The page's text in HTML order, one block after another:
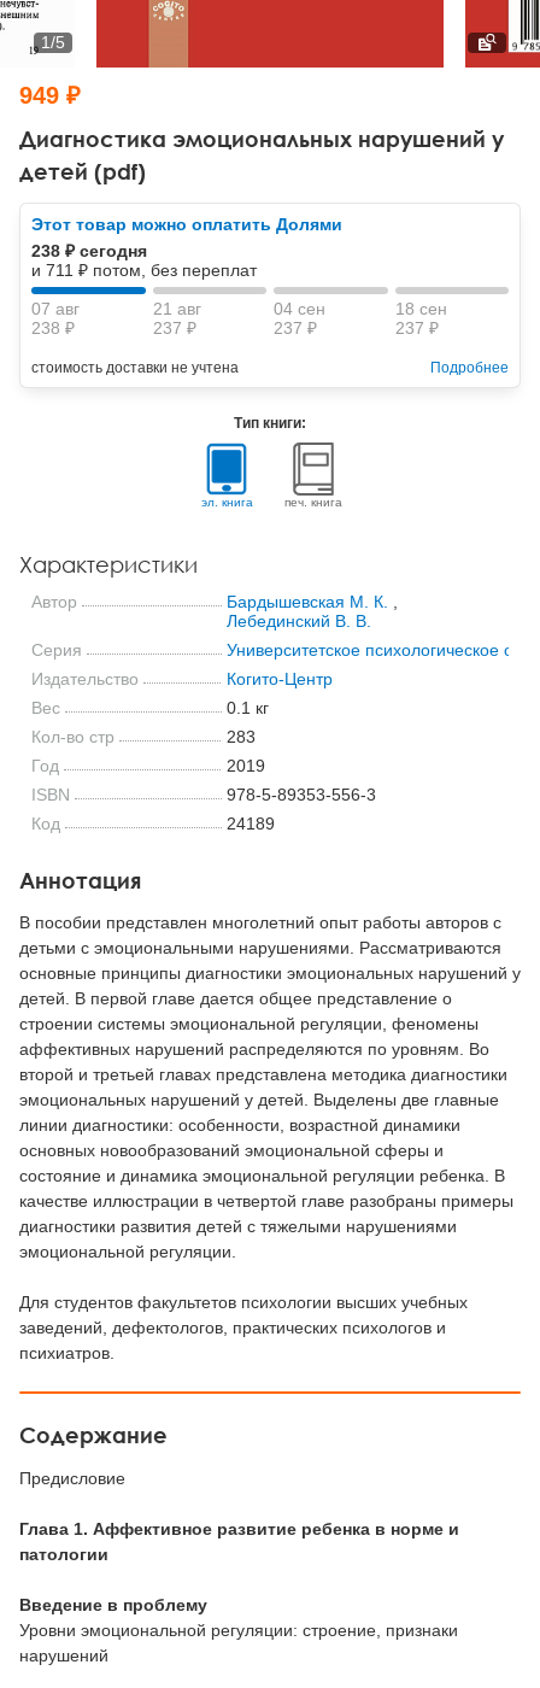
Тревожные расстройства, панические атаки
Психодрама
Другие направления психотерапии
Классический, эриксоновский гипноз и НЛП
НЛП
Психология труда и эргономика
Социальная психология
Социальная и организационная психология
Классический и юнгианский психоанализ
Диагностика эмоциональных нарушений у
детей (pdf)
1/5
949 ₽
Этот товар можно оплатить Долями
238 ₽ сегодня
и 711 ₽ потом, без переплат
07 авг
238 ₽
21 авг
237 ₽
04 сен
237 ₽
18 сен
237 ₽
стоимость доставки не учтена Подробнее
Тип книги:
эл. книга печ. книга
Характеристики
Автор Бардышевская М. К.
Лебединский В. В.
Серия
Университетское психологическое
Издательство
Когито-Центр
Вес
0.1 кг
Кол-во стр
283
Год
2019
ISBN
978-5-89353-556-3
Код
24189
Аннотация
В пособии представлен многолетний опыт работы авторов с
детьми с эмоциональными нарушениями. Рассматриваются
основные принципы диагностики эмоциональных нарушений у
детей. В первой главе дается общее представление о
строении системы эмоциональной регуляции, феномены
аффективных нарушений распределяются по уровням. Во
второй и третьей главах представлена методика диагностики
эмоциональных нарушений у детей. Выделены две главные
линии диагностики: особенности, возрастной динамики
основных новообразований эмоциональной сферы и
состояние и динамика эмоциональной регуляции ребенка. В
качестве иллюстрации в четвертой главе разобраны примеры
диагностики развития детей с тяжелыми нарушениями
эмоциональной регуляции.
Для студентов факультетов психологии высших учебных
заведений, дефектологов, практических психологов и
психиатров.
Содержание
Предисловие
Глава 1. Аффективное развитие ребенка в норме и
патологии
Введение в проблему
Уровни эмоциональной регуляции: строение, признаки
нарушений